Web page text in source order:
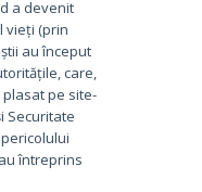
a devenit
vieți (prin
au început
care,
pe site-
Securitate
întreprins